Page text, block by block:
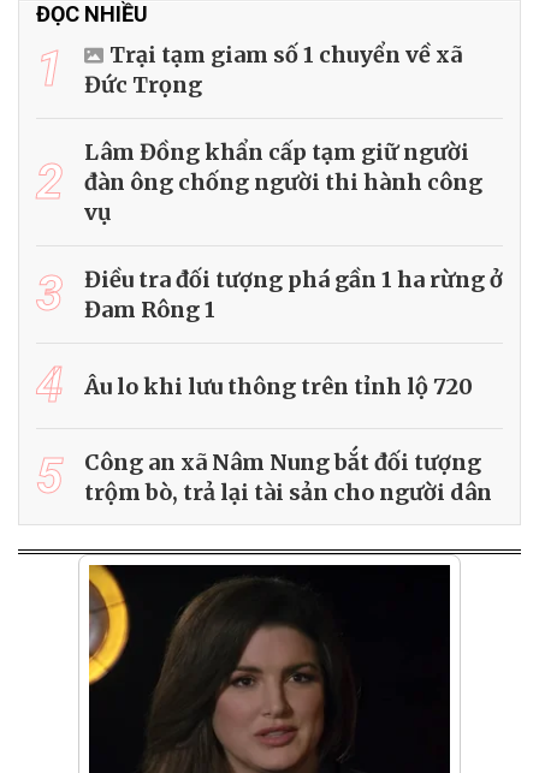
ĐỌC NHIỀU
1
Trại tạm giam số 1 chuyển về xã
Đức Trọng
2
Lâm Đồng khẩn cấp tạm giữ người
đàn ông chống người thi hành công
vụ
3
Điều tra đối tượng phá gần 1 ha rừng ở
Đam Rông 1
4 Âu lo khi lưu thông trên tỉnh lộ 720
5
Công an xã Nâm Nung bắt đối tượng
trộm bò, trả lại tài sản cho người dân